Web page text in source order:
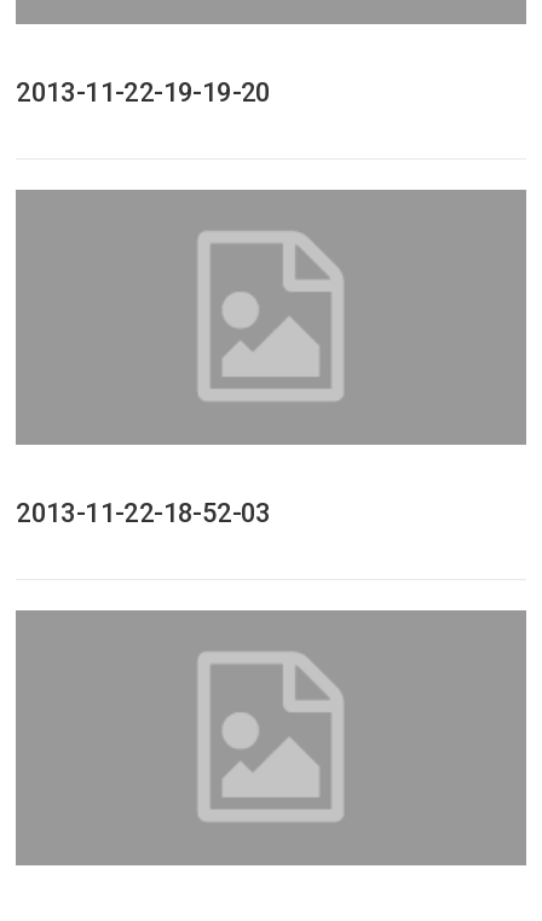
2013-11-22-19-19-20
2013-11-22-18-52-03